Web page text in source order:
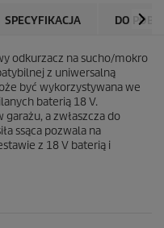
SPECYFIKACJA DO
odkurzacz na sucho/mokro
z uniwersalną
być wykorzystywana we
baterią 18 V.
a zwłaszcza do
ssąca pozwala na
z 18 V baterią i